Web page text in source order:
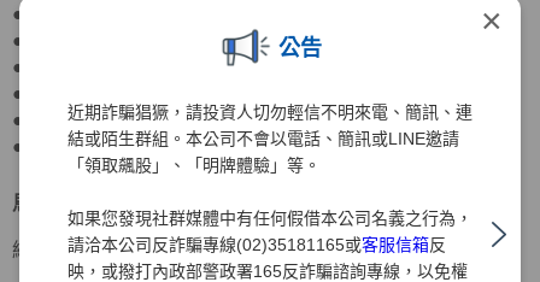
×
公告
近期詐騙猖獗，請投資人切勿輕信不明來電、簡訊、連
結或陌生群組。本公司不會以電話、簡訊或LINE邀請
「領取飆股」、「明牌體驗」等。
如果您發現社群媒體中有任何假借本公司名義之行為，
請洽本公司反詐騙專線(02)35181165或客服信箱反
映，或撥打內政部警政署165反詐騙諮詢專線，以免權
● 元大銀行董事
● 元大期貨董事長
● 期貨交易所董事、監察人
● 寶來證券董事
● 國際票券金融董事
● 國票金控董事
馬瑞辰
經歷